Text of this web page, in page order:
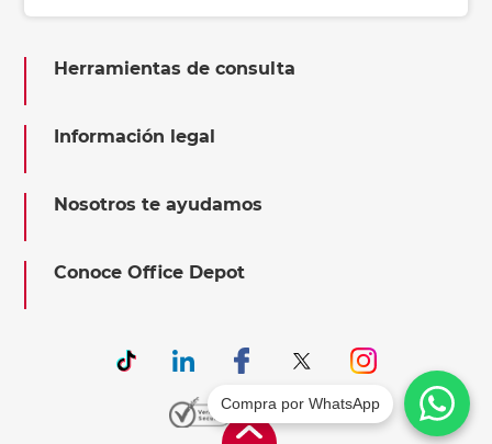
Herramientas de consulta
Información legal
Nosotros te ayudamos
Conoce Office Depot
Compra por WhatsApp